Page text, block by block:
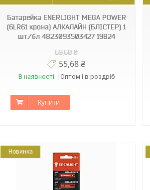
Батарейка ENERLIGHT MEGA POWER
(6LR61 крона) АЛКАЛАЙН (БЛІСТЕР) 1
шт./бл 4823093503427 19824
69,60 ₴
55,68 ₴
В наявності Оптом і в роздріб
Купити
Новинка